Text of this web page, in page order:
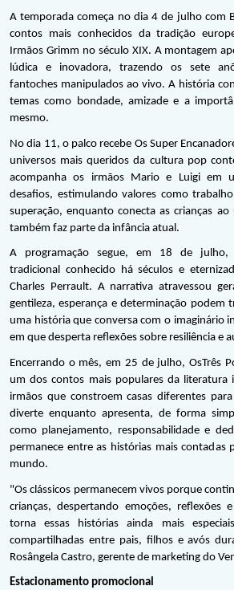
A temporada começa no dia 4 de julho com
contos mais conhecidos da tradição
Irmãos Grimm no século XIX. A montagem
lúdica e inovadora, trazendo os sete
fantoches manipulados ao vivo. A história
temas como bondade, amizade e a
mesmo.
No dia 11, o palco recebe Os Super
universos mais queridos da cultura pop
acompanha os irmãos Mario e Luigi em
desafios, estimulando valores como
superação, enquanto conecta as crianças
também faz parte da infância atual.
A programação segue, em 18 de julho,
tradicional conhecido há séculos e
Charles Perrault. A narrativa atravessou
gentileza, esperança e determinação podem
uma história que conversa com o imaginário
em que desperta reflexões sobre resiliência e
Encerrando o mês, em 25 de julho, OsTrês
um dos contos mais populares da
irmãos que constroem casas diferentes
diverte enquanto apresenta, de forma
como planejamento, responsabilidade e
permanece entre as histórias mais contadas
mundo.
"Os clássicos permanecem vivos porque
crianças, despertando emoções, reflexões
torna essas histórias ainda mais
compartilhadas entre pais, filhos e avós
Rosângela Castro, gerente de marketing do
Estacionamento promocional